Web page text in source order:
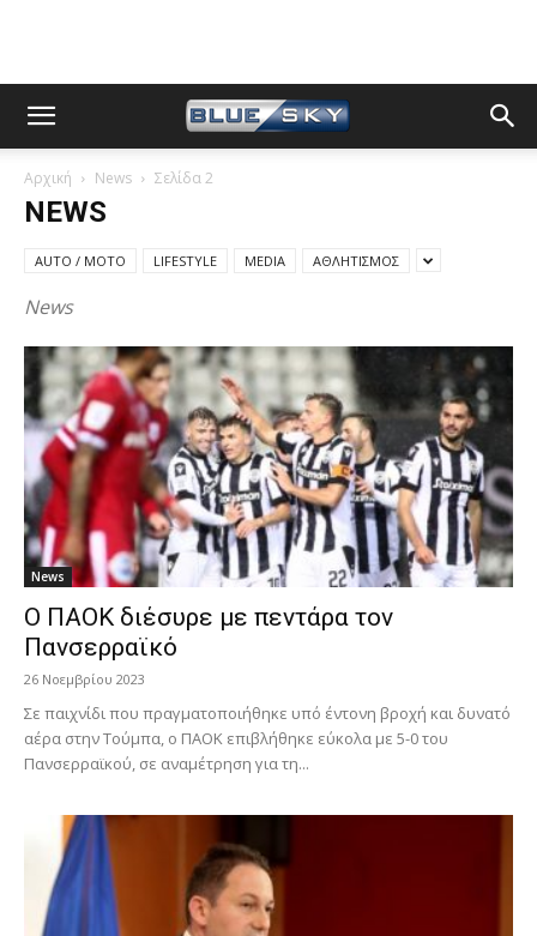
Αρχική News Σελίδα 2
NEWS
AUTO / MOTO LIFESTYLE MEDIA ΑΘΛΗΤΙΣΜΟΣ
News
News
Ο ΠΑΟΚ διέσυρε με πεντάρα τον
Πανσερραϊκό
26 Νοεμβρίου 2023
Σε παιχνίδι που πραγματοποιήθηκε υπό έντονη βροχή και δυνατό
αέρα στην Τούμπα, ο ΠΑΟΚ επιβλήθηκε εύκολα με 5-0 του
Πανσερραϊκού, σε αναμέτρηση για τη...